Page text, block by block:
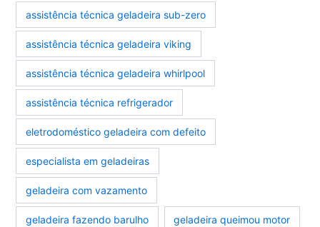
assistência técnica geladeira sub-zero
assistência técnica geladeira viking
assistência técnica geladeira whirlpool
assistência técnica refrigerador
eletrodoméstico geladeira com defeito
especialista em geladeiras
geladeira com vazamento
geladeira fazendo barulho geladeira queimou motor